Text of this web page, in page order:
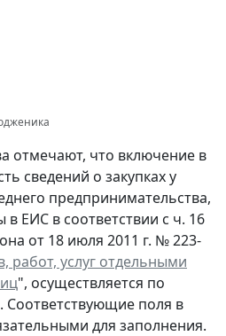
отмечают, что включение в
сведений о закупках у
предпринимательства,
ЕИС в соответствии с ч. 16
от 18 июля 2011 г. № 223-
работ, услуг отдельными
", осуществляется по
Соответствующие поля в
для заполнения.